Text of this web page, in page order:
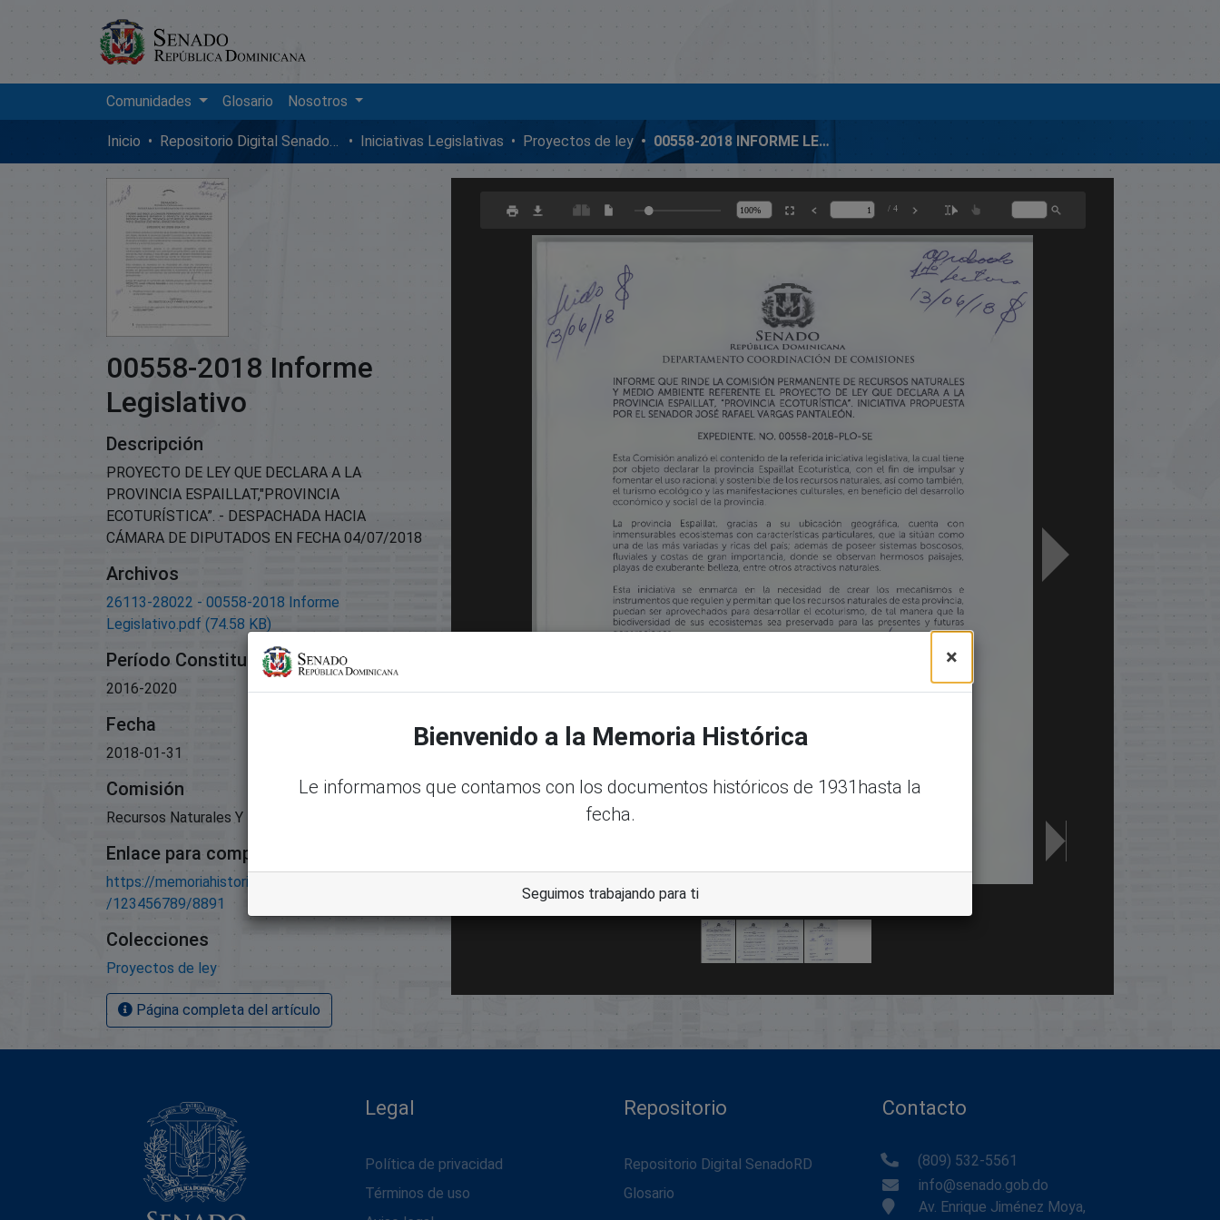
Comunidades Glosario Nosotros
Inicio Repositorio Digital SenadoRD Iniciativas Legislativas Proyectos de ley 00558-2018 INFORME LEGISLATIVO
00558-2018 Informe
Legislativo
Descripción
PROYECTO DE LEY QUE DECLARA A LA
PROVINCIA ESPAILLAT,"PROVINCIA
ECOTURÍSTICA”. - DESPACHADA HACIA
CÁMARA DE DIPUTADOS EN FECHA 04/07/2018
Archivos
26113-28022 - 00558-2018 Informe
Legislativo.pdf (74.58 KB)
Período Constitucional
2016-2020
Fecha
2018-01-31
Comisión
Recursos Naturales Y Medio Ambiente;
Enlace para compartir este artículo
https://memoriahistorica.senadord.gob.do/handle
/123456789/8891
Colecciones
Proyectos de ley
Página completa del artículo
Legal
Política de privacidad
Términos de uso
Repositorio
Repositorio Digital SenadoRD
Glosario
Contacto
(809) 532-5561
info@senado.gob.do
Av. Enrique Jiménez Moya,
×
Bienvenido a la Memoria Histórica
Le informamos que contamos con los documentos históricos de 1931hasta la
fecha.
Seguimos trabajando para ti